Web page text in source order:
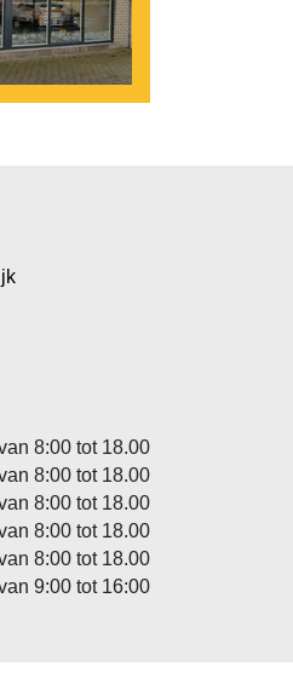
8:00 tot 18.00
8:00 tot 18.00
8:00 tot 18.00
8:00 tot 18.00
8:00 tot 18.00
9:00 tot 16:00